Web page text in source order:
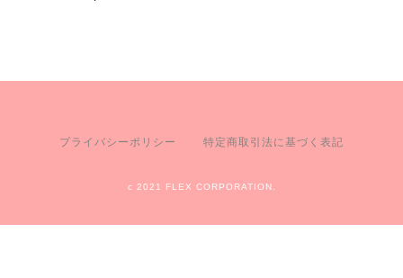
プライバシーポリシー 特定商取引法に基づく表記
c 2021 FLEX CORPORATION.